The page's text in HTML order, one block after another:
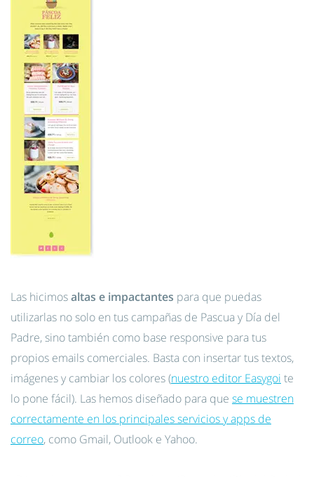
Las hicimosaltas e impactantes para que puedas
utilizarlas no solo en tus campañas de Pascua y Día del
Padre, sino también como base responsive para tus
propios emails comerciales. Basta con insertar tus textos,
imágenes y cambiar los colores (nuestro editor Easygoi te
lo pone fácil). Las hemos diseñado para que se muestren
correctamente en los principales servicios y apps de
correo, como Gmail, Outlook e Yahoo.